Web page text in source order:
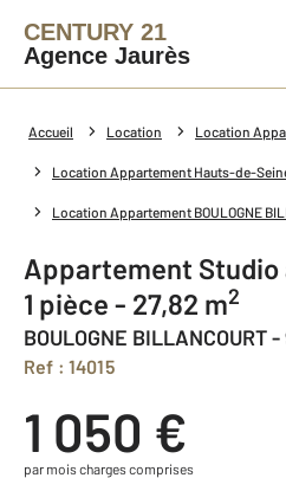
CENTURY 21
Agence Jaurès
Accueil Location Location
Location Appartement Hauts-de-
Location Appartement BOULOGNE
Appartement
1 pièce - 27,82 m2
BOULOGNE BILLANCOURT -
Ref : 14015
1 050 €
par mois charges comprises